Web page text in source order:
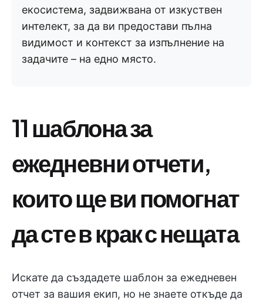
екосистема, задвижвана от изкуствен
интелект, за да ви предостави пълна
видимост и контекст за изпълнение на
задачите – на едно място.
11 шаблона за
ежедневни отчети,
които ще ви помогнат
да сте в крак с нещата
Искате да създадете шаблон за ежедневен
отчет за вашия екип, но не знаете откъде да